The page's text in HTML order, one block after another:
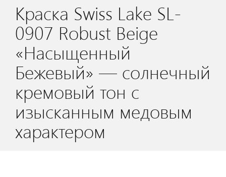
Краска Swiss Lake SL-
0907 Robust Beige
«Насыщенный
Бежевый» — солнечный
кремовый тон с
изысканным медовым
характером